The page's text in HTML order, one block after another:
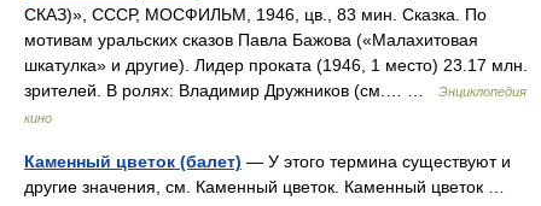
СКАЗ)», СССР, МОСФИЛЬМ, 1946, цв., 83 мин. Сказка. По
мотивам уральских сказов Павла Бажова («Малахитовая
шкатулка» и другие). Лидер проката (1946, 1 место) 23.17 млн.
зрителей. В ролях: Владимир Дружников (см.… …
Энциклопедия
кино
Каменный цветок (балет) — У этого термина существуют и
другие значения, см. Каменный цветок. Каменный цветок …